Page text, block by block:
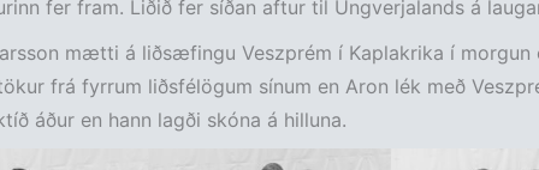
fer fram. Liðið fer síðan aftur til Ungverjalands á
mætti á liðsæfingu Veszprém í Kaplakrika í morgun
frá fyrrum liðsfélögum sínum en Aron lék með
áður en hann lagði skóna á hilluna.